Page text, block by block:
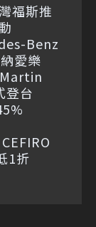
福斯推
Benz
愛樂
登台
1折